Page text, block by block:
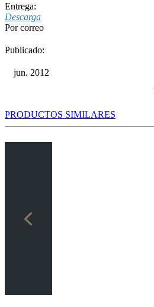
Entrega:
Descarga
Por correo
Publicado:
jun. 2012
PRODUCTOS SIMILARES